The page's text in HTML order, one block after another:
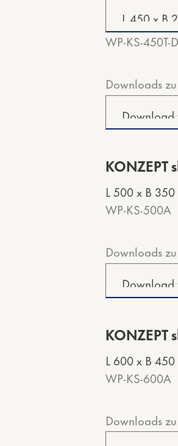
WP-KS-450T-
Downloads
KONZEPT
L 500 x B
WP-KS-500A
Downloads
KONZEPT
L 600 x B
WP-KS-600A
Downloads